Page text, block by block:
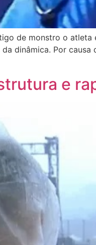
de monstro o atleta
dinâmica. Por causa
e